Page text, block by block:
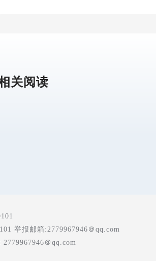
关阅读
举报邮箱:2779967946＠qq.com
＠qq.com